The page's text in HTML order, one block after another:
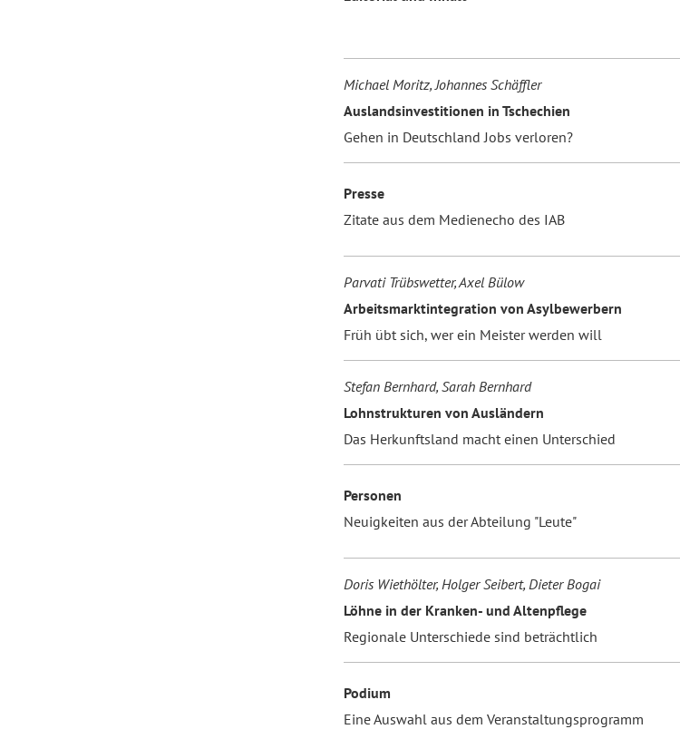
Michael Moritz, Johannes Schäffler
Auslandsinvestitionen in Tschechien
Gehen in Deutschland Jobs verloren?
Presse
Zitate aus dem Medienecho des IAB
Parvati Trübswetter, Axel Bülow
Arbeitsmarktintegration von Asylbewerbern
Früh übt sich, wer ein Meister werden will
Stefan Bernhard, Sarah Bernhard
Lohnstrukturen von Ausländern
Das Herkunftsland macht einen Unterschied
Personen
Neuigkeiten aus der Abteilung "Leute"
Doris Wiethölter, Holger Seibert, Dieter Bogai
Löhne in der Kranken- und Altenpflege
Regionale Unterschiede sind beträchtlich
Podium
Eine Auswahl aus dem Veranstaltungsprogramm